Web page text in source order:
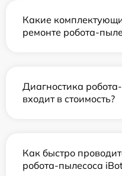
Какие
ремонте робота-
Диагностика
входит в стоимость?
Как быстро
робота-пылесоса